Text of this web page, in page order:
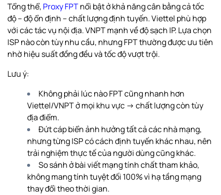
Tổng thể, Proxy FPTnổi bật ở khả năng cân bằng cả tốc
độ – độ ổn định – chất lượng định tuyến. Viettel phù hợp
với các tác vụ nội địa. VNPT mạnh về độ sạch IP. Lựa chọn
ISP nào còn tùy nhu cầu, nhưng FPT thường được ưu tiên
nhờ hiệu suất đồng đều và tốc độ vượt trội.
Lưu ý:
Không phải lúc nào FPT cũng nhanh hơn
Viettel/VNPT ở mọi khu vực → chất lượng còn tùy
địa điểm.
Đứt cáp biển ảnh hưởng tất cả các nhà mạng,
nhưng từng ISP có cách định tuyến khác nhau, nên
trải nghiệm thực tế của người dùng cũng khác.
So sánh ở bài viết mạng tính chất tham khảo,
không mang tính tuyệt đối 100% vì hạ tầng mạng
thay đổi theo thời gian.